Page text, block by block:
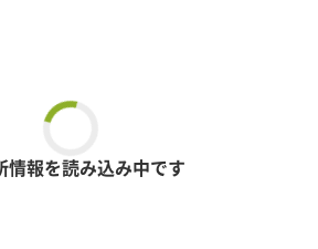
情報を読み込み中です